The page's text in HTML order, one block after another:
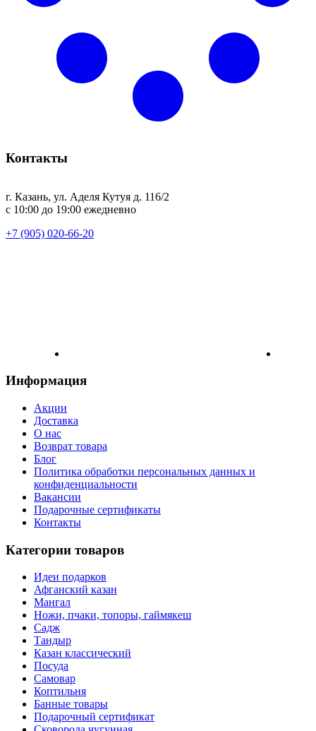
Контакты
г. Казань, ул. Аделя Кутуя д. 116/2
с 10:00 до 19:00 ежедневно
+7 (905) 020-66-20
Информация
Акции
Доставка
О нас
Возврат товара
Блог
Политика обработки персональных данных и
конфиденциальности
Вакансии
Подарочные сертификаты
Контакты
Категории товаров
Идеи подарков
Афганский казан
Мангал
Ножи, пчаки, топоры, гаймякеш
Садж
Тандыр
Казан классический
Посуда
Самовар
Коптильня
Банные товары
Подарочный сертификат